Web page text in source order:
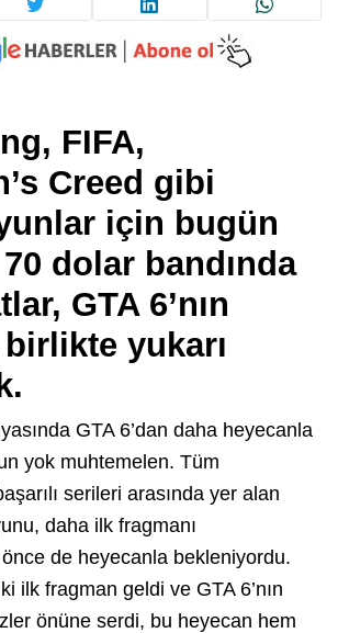
FIFA,
Creed gibi
için bugün
dolar bandında
GTA 6’nın
birlikte yukarı
GTA 6’dan daha heyecanla
yok muhtemelen. Tüm
serileri arasında yer alan
daha ilk fragmanı
de heyecanla bekleniyordu.
ilk fragman geldi ve GTA 6’nın
önüne serdi, bu heyecan hem